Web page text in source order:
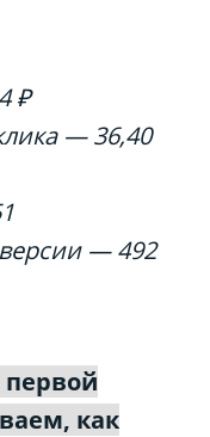
₽
— 36,40
— 492
первой
как